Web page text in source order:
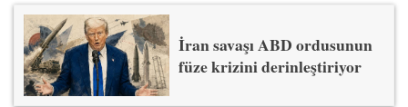
İran savaşı ABD ordusunun
füze krizini derinleştiriyor